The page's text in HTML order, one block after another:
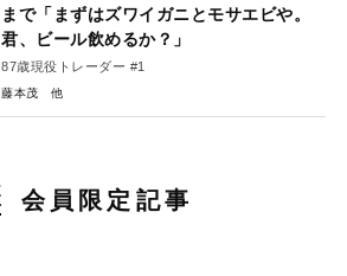
まで「まずはズワイガニとモサエビや。
君、ビール飲めるか？」
87歳現役トレーダー #1
藤本茂
会員限定記事